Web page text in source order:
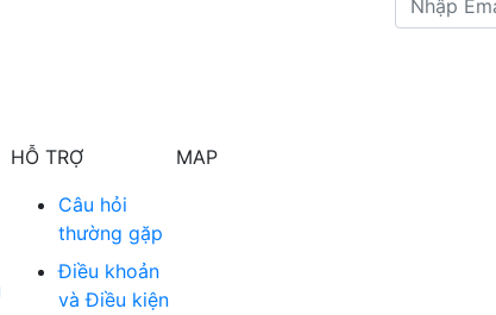
HỖ TRỢ
Câu hỏi
thường gặp
Điều khoản
và Điều kiện
MAP